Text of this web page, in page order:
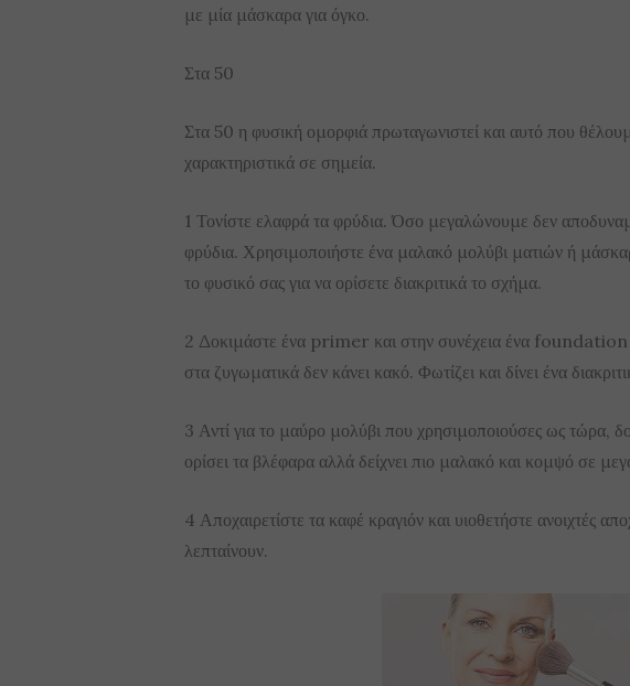
με μία μάσκαρα για όγκο.
Στα 50
Στα 50 η φυσική ομορφιά πρωταγωνιστεί και αυτό που
χαρακτηριστικά σε σημεία.
1 Τονίστε ελαφρά τα φρύδια. Όσο μεγαλώνουμε δεν
φρύδια. Χρησιμοποιήστε ένα μαλακό μολύβι ματιών ή
το φυσικό σας για να ορίσετε διακριτικά το σχήμα.
2 Δοκιμάστε ένα primer και στην συνέχεια ένα
στα ζυγωματικά δεν κάνει κακό. Φωτίζει και δίνει ένα
3 Αντί για το μαύρο μολύβι που χρησιμοποιούσες ως τώρα,
ορίσει τα βλέφαρα αλλά δείχνει πιο μαλακό και κομψό σε
4 Αποχαιρετίστε τα καφέ κραγιόν και υιοθετήστε ανοιχτές
λεπταίνουν.